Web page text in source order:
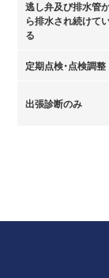
逃し弁及び排水管
ら排水され続けて
る
定期点検・点検調整
出張診断のみ